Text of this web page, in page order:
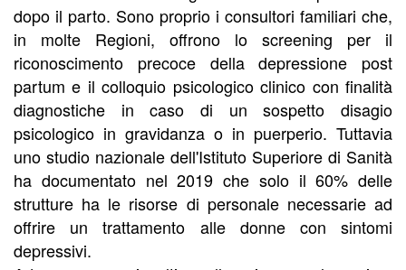
dopo il parto. Sono proprio i consultori familiari che,
in molte Regioni, offrono lo screening per il
riconoscimento precoce della depressione post
partum e il colloquio psicologico clinico con finalità
diagnostiche in caso di un sospetto disagio
psicologico in gravidanza o in puerperio. Tuttavia
uno studio nazionale dell'Istituto Superiore di Sanità
ha documentato nel 2019 che solo il 60% delle
strutture ha le risorse di personale necessarie ad
offrire un trattamento alle donne con sintomi
depressivi.